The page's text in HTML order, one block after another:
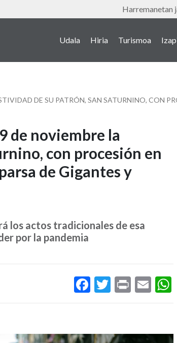
Tresnak
Harremanetan
Main
Udala Hiria Turismoa
de noviembre la
con procesión en
de Gigantes y
los actos tradicionales de esa
por la pandemia
Facebook
Twitter
Print